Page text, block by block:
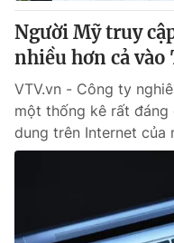
Người Mỹ truy
nhiều hơn cả vào
VTV.vn - Công ty
một thống kê rất
dung trên Internet của